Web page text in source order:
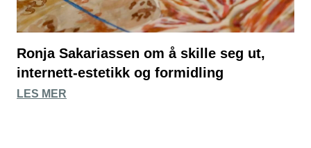
Ronja Sakariassen om å skille seg ut,
internett-estetikk og formidling
LES MER